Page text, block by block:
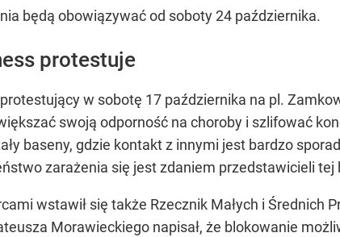
będą obowiązywać od soboty 24 października.
protestuje
w sobotę 17 października na pl.
swoją odporność na choroby i szlifować
baseny, gdzie kontakt z innymi jest bardzo
zarażenia się jest zdaniem przedstawicieli tej
wstawił się także Rzecznik Małych i
Morawieckiego napisał, że blokowanie